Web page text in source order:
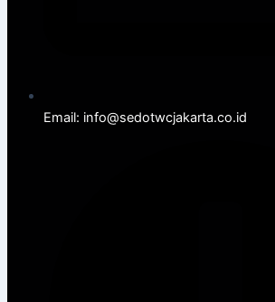
Email: info@sedotwcjakarta.co.id